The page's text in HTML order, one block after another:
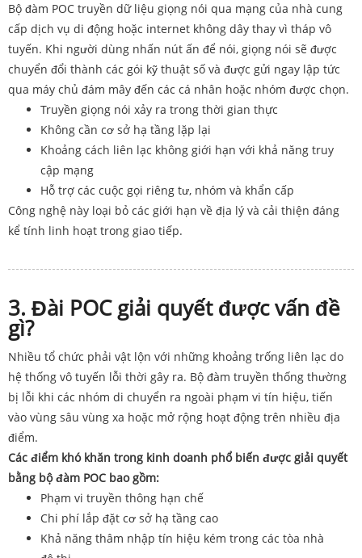
Bộ đàm POC truyền dữ liệu giọng nói qua mạng của nhà cung
cấp dịch vụ di động hoặc internet không dây thay vì tháp vô
tuyến. Khi người dùng nhấn nút ấn để nói, giọng nói sẽ được
chuyển đổi thành các gói kỹ thuật số và được gửi ngay lập tức
qua máy chủ đám mây đến các cá nhân hoặc nhóm được chọn.
Truyền giọng nói xảy ra trong thời gian thực
Không cần cơ sở hạ tầng lặp lại
Khoảng cách liên lạc không giới hạn với khả năng truy
cập mạng
Hỗ trợ các cuộc gọi riêng tư, nhóm và khẩn cấp
Công nghệ này loại bỏ các giới hạn về địa lý và cải thiện đáng
kể tính linh hoạt trong giao tiếp.
3. Đài POC giải quyết được vấn đề
gì?
Nhiều tổ chức phải vật lộn với những khoảng trống liên lạc do
hệ thống vô tuyến lỗi thời gây ra. Bộ đàm truyền thống thường
bị lỗi khi các nhóm di chuyển ra ngoài phạm vi tín hiệu, tiến
vào vùng sâu vùng xa hoặc mở rộng hoạt động trên nhiều địa
điểm.
Các điểm khó khăn trong kinh doanh phổ biến được giải quyết
bằng bộ đàm POC bao gồm:
Phạm vi truyền thông hạn chế
Chi phí lắp đặt cơ sở hạ tầng cao
Khả năng thâm nhập tín hiệu kém trong các tòa nhà